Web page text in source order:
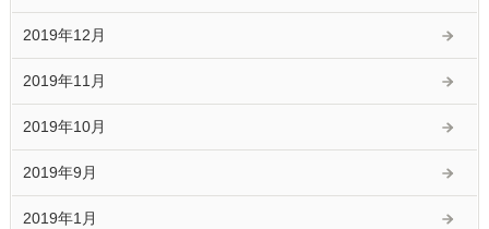
2019年12月
2019年11月
2019年10月
2019年9月
2019年1月